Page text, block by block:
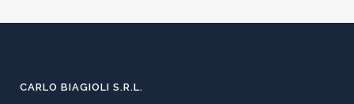
CARLO BIAGIOLI S.R.L.